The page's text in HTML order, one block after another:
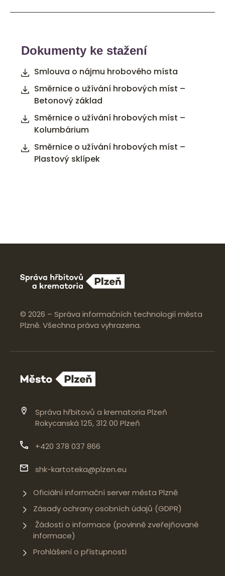
Dokumenty ke stažení
Smlouva o nájmu hrobového místa
Směrnice o užívání hrobových míst –
Betonový základ
Směrnice o užívání hrobových míst –
Kolumbárium
Směrnice o užívání hrobových míst –
Plastový sklípek
© 2026 – Správa informačních technologií města
Plzně. Všechna práva vyhrazena.
Správa hřbitovů a krematoria Plzeň
Rokycanská 125, 312 00 Plzeň
+420 378 037 866
shk-kartoteka@plzen.eu
Oficiální informační server města Plzně
Zásady ochrany osobních údajů (GDPR)
Žádosti o informace (povinně zveřejňované
informace)
Prohlášení o přístupnosti